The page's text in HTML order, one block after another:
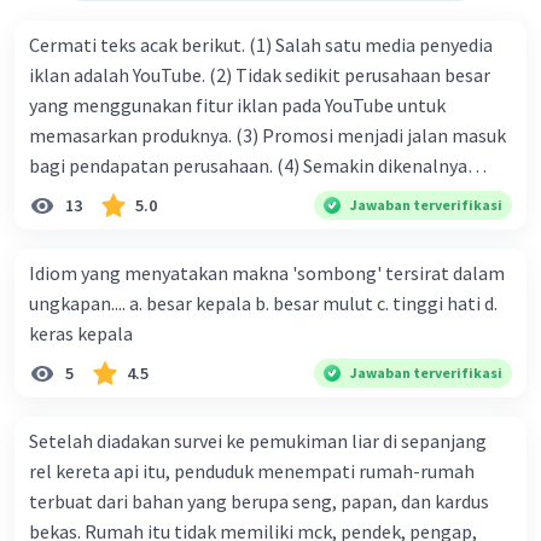
Cermati teks acak berikut. (1) Salah satu media penyedia
iklan adalah YouTube. (2) Tidak sedikit perusahaan besar
yang menggunakan fitur iklan pada YouTube untuk
memasarkan produknya. (3) Promosi menjadi jalan masuk
bagi pendapatan perusahaan. (4) Semakin dikenalnya
suatu produk oleh konsumen, semakin besar pula peluang
perusahaan kepada konsumen. Urutan yang tepat agar
menjadi teks eksposisi yang padu adalah .... A. (1)-(2)-(3)-
(4)-(5) B. (2)-(1)-(3)-(4)-(5) C. (3)-(1)-(2)-(5)-(4) D. (3)-(5)-
(4)-(1)-(2) E. (5)-(1)-(3)-(4)-(2)
13 5.0 Jawaban terverifikasi
Idiom yang menyatakan makna 'sombong' tersirat dalam
ungkapan.... a. besar kepala b. besar mulut c. tinggi hati d.
keras kepala
5 4.5 Jawaban terverifikasi
Setelah diadakan survei ke pemukiman liar di sepanjang
rel kereta api itu, penduduk menempati rumah-rumah
terbuat dari bahan yang berupa seng, papan, dan kardus
bekas. Rumah itu tidak memiliki mck, pendek, pengap,